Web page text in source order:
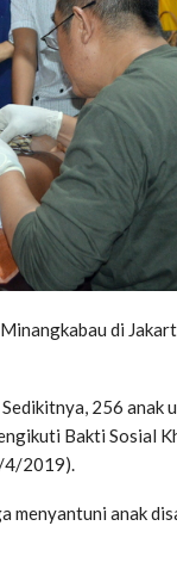
di
256 anak
Bakti Sosial
4/2019).
menyantuni anak